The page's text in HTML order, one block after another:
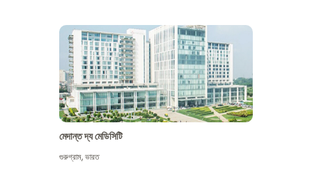
মেদান্ত দ্য মেডিসিটি
গুরুগ্রাম,ভারত